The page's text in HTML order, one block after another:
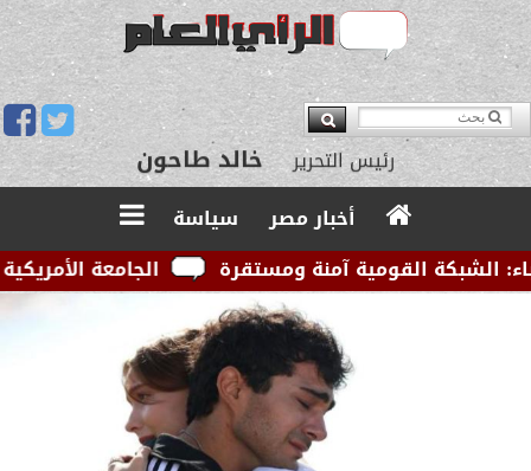
رئيس التحرير خالد طاحون
أخبار مصر
سياسة
الجامعة الأمريكية
القومية آمنة ومستقرة